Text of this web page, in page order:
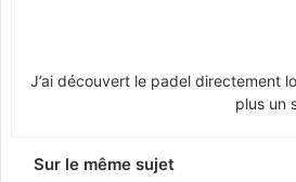
J’ai découvert le padel directement
plus un
Sur le même sujet